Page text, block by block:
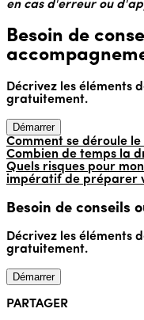
en cas d'erreur ou
Besoin de
Décrivez les éléments
gratuitement.
Démarrer
Comment se déroule
Combien de temps la
Quels risques pour
impératif de préparer
Besoin de conseils
Décrivez les éléments
gratuitement.
Démarrer
PARTAGER